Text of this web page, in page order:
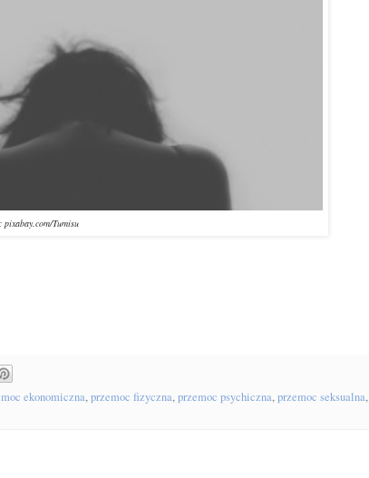
pixabay.com/Tumisu
ekonomiczna,przemoc fizyczna,przemoc psychiczna,przemoc seksualna,